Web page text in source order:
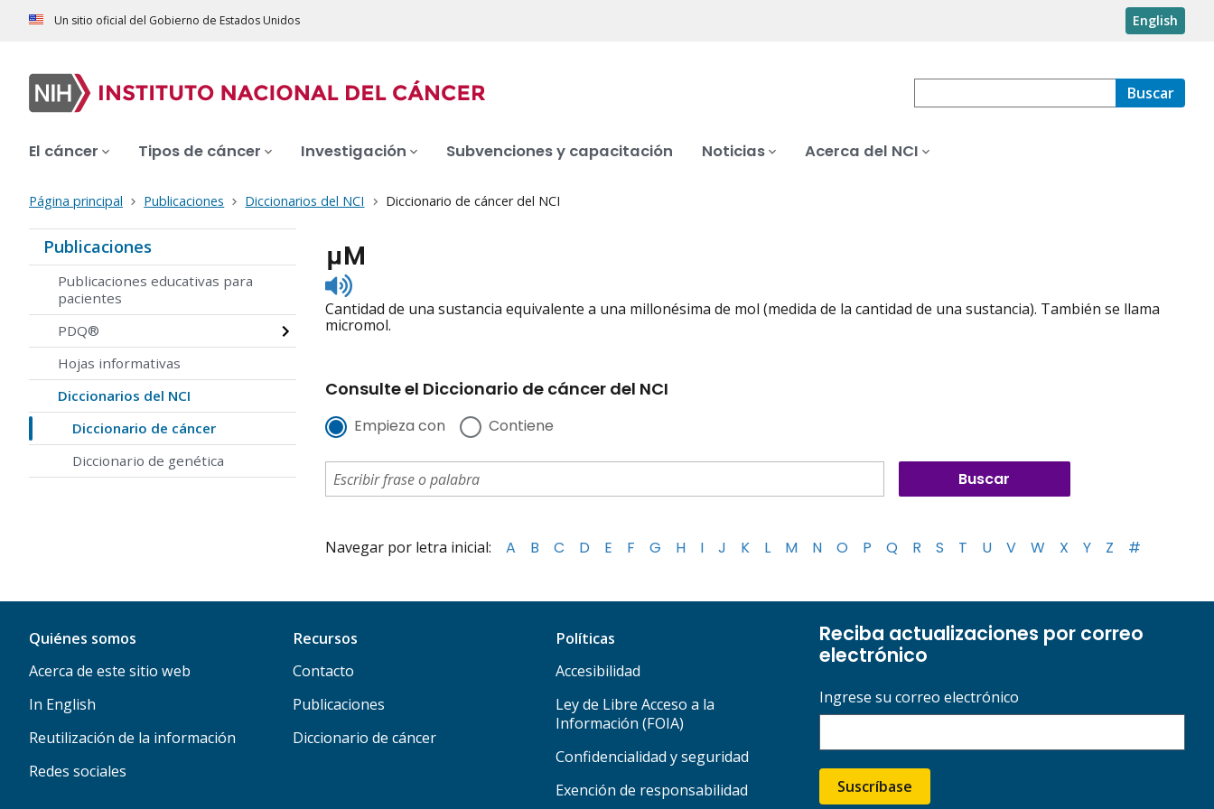
Un sitio oficial del Gobierno de Estados Unidos English
Buscar
El cáncer Tipos de cáncer Investigación Subvenciones y capacitación Noticias Acerca del NCI
Página principal Publicaciones Diccionarios del NCI Diccionario de cáncer del NCI
Publicaciones
Publicaciones educativas para
pacientes
PDQ®
Hojas informativas
Diccionarios del NCI
Diccionario de cáncer
Diccionario de genética
μM
Listen
to
pronunciation
Cantidad de una sustancia equivalente a una millonésima de mol (medida de la cantidad de una sustancia). También se llama
micromol.
Consulte el Diccionario de cáncer del NCI
Empieza con Contiene
Navegar por letra inicial: A B C D E F G H I J K L M N O P Q R S T U V W X Y Z #
Quiénes somos
Acerca de este sitio web
In English
Reutilización de la información
Redes sociales
Recursos
Contacto
Publicaciones
Diccionario de cáncer
Políticas
Accesibilidad
Ley de Libre Acceso a la
Información (FOIA)
Confidencialidad y seguridad
Exención de responsabilidad
Reciba actualizaciones por correo
electrónico
Ingrese su correo electrónico
Suscríbase